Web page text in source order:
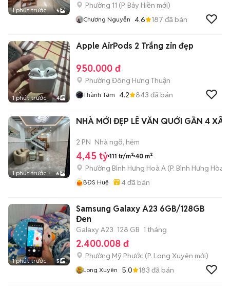
1 phút trước 5
Phường 11 (P. Bảy Hiền mới)
Chương Nguyễn 4.6 187 đã bán
1 phút trước 4
Apple AirPods 2 Trắng zin đẹp
950.000 đ
Phường Đông Hưng Thuận
Thành Tâm 4.2 843 đã bán
1 phút trước 6
NHÀ MỚI ĐẸP LÊ VĂN QUỚI GẦN 4 XÃ
2 PN Nhà ngõ, hẻm
4,45 tỷ 111 tr/m² 40 m²
Phường Bình Hưng Hoà A (P. Bình Hưng Hòa
BĐS Huệ 4đã bán
1 phút trước 5
Samsung Galaxy A23 6GB/128GB
Đen
Galaxy A23 128 GB 1 tháng
2.400.008 đ
Phường Mỹ Phước (P. Long Xuyên mới)
Long Xuyên 5.0 183 đã bán